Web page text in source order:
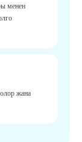
менен
жана